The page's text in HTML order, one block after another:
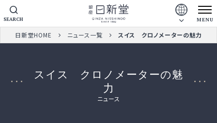
MENU
SEARCH
日新堂HOME ニュース一覧 スイス クロノメーターの魅力
スイス クロノメーターの魅
力
ニュース